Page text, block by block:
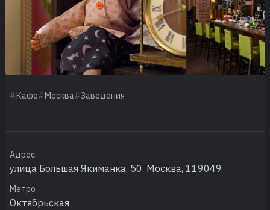
Кафе Москва Заведения
Адрес
улица Большая Якиманка, 50, Москва, 119049
Метро
Октябрьская